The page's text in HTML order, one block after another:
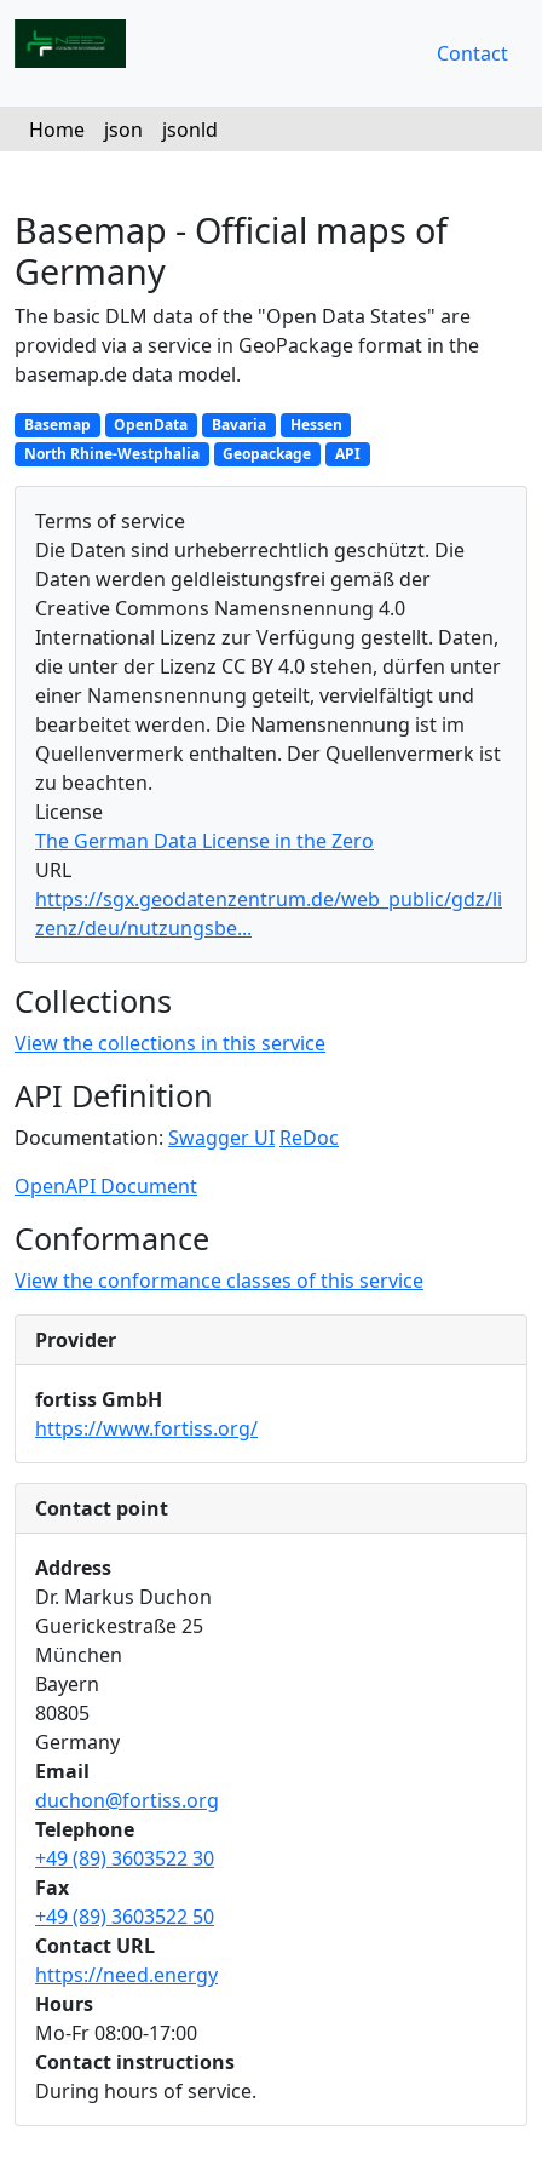
Contact
Home json jsonld
Basemap - Official maps of
Germany
The basic DLM data of the "Open Data States" are
provided via a service in GeoPackage format in the
basemap.de data model.
Basemap OpenData Bavaria
Hessen
North Rhine-Westphalia
Geopackage API
Terms of service
Die Daten sind urheberrechtlich geschützt. Die
Daten werden geldleistungsfrei gemäß der
Creative Commons Namensnennung 4.0
International Lizenz zur Verfügung gestellt. Daten,
die unter der Lizenz CC BY 4.0 stehen, dürfen unter
einer Namensnennung geteilt, vervielfältigt und
bearbeitet werden. Die Namensnennung ist im
Quellenvermerk enthalten. Der Quellenvermerk ist
zu beachten.
License
The German Data License in the Zero
URL
https://sgx.geodatenzentrum.de/web_public/gdz/li
zenz/deu/nutzungsbe...
Collections
View the collections in this service
API Definition
Documentation: Swagger UI ReDoc
OpenAPI Document
Conformance
View the conformance classes of this service
Provider
fortiss GmbH
https://www.fortiss.org/
Contact point
Address
Dr. Markus Duchon
Guerickestraße 25
München
Bayern
80805
Germany
Email
duchon@fortiss.org
Telephone
+49 (89) 3603522 30
Fax
+49 (89) 3603522 50
Contact URL
https://need.energy
Hours
Mo-Fr 08:00-17:00
Contact instructions
During hours of service.